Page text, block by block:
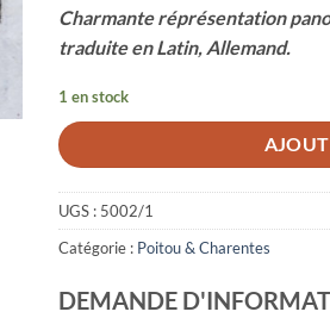
Charmante réprésentation
traduite en Latin, Allemand.
1 en stock
UGS : 5002/1
Catégorie : Poitou & Charentes
DEMANDE